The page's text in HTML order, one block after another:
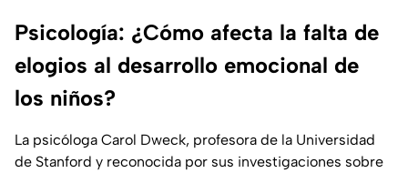
Psicología: ¿Cómo afecta la falta de
elogios al desarrollo emocional de
los niños?
La psicóloga Carol Dweck, profesora de la Universidad
de Stanford y reconocida por sus investigaciones sobre